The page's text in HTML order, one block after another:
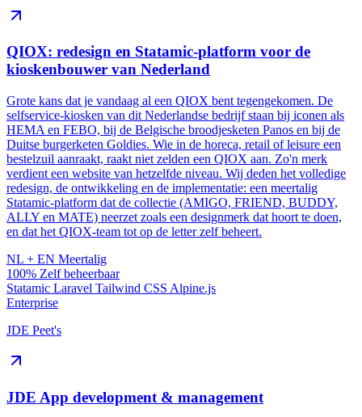
QIOX: redesign en Statamic-platform voor de
kioskenbouwer van Nederland
Grote kans dat je vandaag al een QIOX bent tegengekomen. De
selfservice-kiosken van dit Nederlandse bedrijf staan bij iconen als
HEMA en FEBO, bij de Belgische broodjesketen Panos en bij de
Duitse burgerketen Goldies. Wie in de horeca, retail of leisure een
bestelzuil aanraakt, raakt niet zelden een QIOX aan. Zo'n merk
verdient een website van hetzelfde niveau. Wij deden het volledige
redesign, de ontwikkeling en de implementatie: een meertalig
Statamic-platform dat de collectie (AMIGO, FRIEND, BUDDY,
ALLY en MATE) neerzet zoals een designmerk dat hoort te doen,
en dat het QIOX-team tot op de letter zelf beheert.
NL + EN Meertalig
100% Zelf beheerbaar
Statamic Laravel Tailwind CSS Alpine.js
Enterprise
JDE Peet's
JDE App development & management